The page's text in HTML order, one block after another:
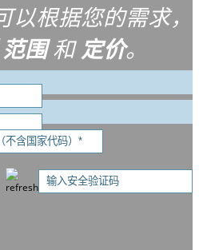
以根据您的需求，
范围和定价。